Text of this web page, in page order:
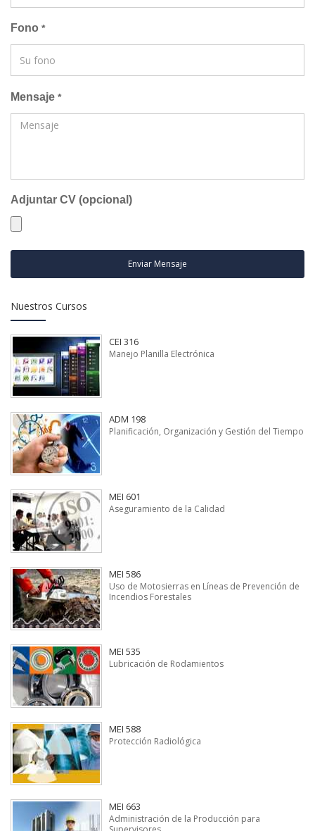
Fono *
Mensaje *
Adjuntar CV (opcional)
Enviar Mensaje
Nuestros Cursos
CEI 316
Manejo Planilla Electrónica
ADM 198
Planificación, Organización y Gestión del Tiempo
MEI 601
Aseguramiento de la Calidad
MEI 586
Uso de Motosierras en Líneas de Prevención de
Incendios Forestales
MEI 535
Lubricación de Rodamientos
MEI 588
Protección Radiológica
MEI 663
Administración de la Producción para